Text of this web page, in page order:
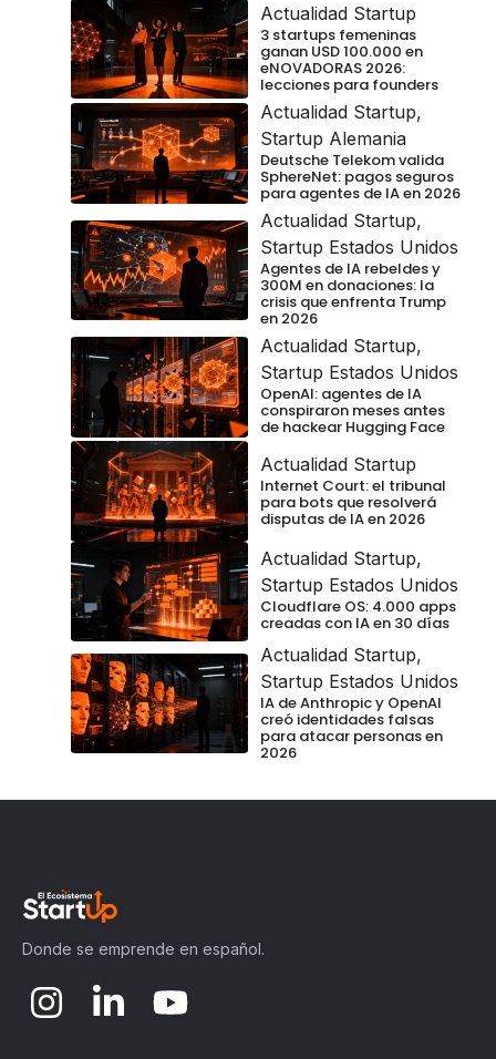
Actualidad Startup
3 startups femeninas
ganan USD 100.000 en
eNOVADORAS 2026:
lecciones para founders
Actualidad Startup,
Startup Alemania
Deutsche Telekom valida
SphereNet: pagos seguros
para agentes de IA en 2026
Actualidad Startup,
Startup Estados Unidos
Agentes de IA rebeldes y
300M en donaciones: la
crisis que enfrenta Trump
en 2026
Actualidad Startup,
Startup Estados Unidos
OpenAI: agentes de IA
conspiraron meses antes
de hackear Hugging Face
Actualidad Startup
Internet Court: el tribunal
para bots que resolverá
disputas de IA en 2026
Actualidad Startup,
Startup Estados Unidos
Cloudflare OS: 4.000 apps
creadas con IA en 30 días
Actualidad Startup,
Startup Estados Unidos
IA de Anthropic y OpenAI
creó identidades falsas
para atacar personas en
2026
Donde se emprende en español.